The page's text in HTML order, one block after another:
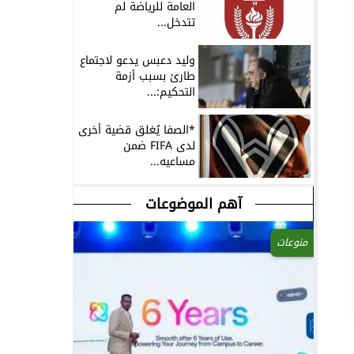
العامة للرياضة لم
تتدخل...
وليد دعبس يدعو لاجتماع
طارئ بسبب أزمة
التحكيم:...
*الصفا يُغلق قضية أخرى
لدى FIFA ضمن
مساعيه...
آهم الموضوعات
منوعات